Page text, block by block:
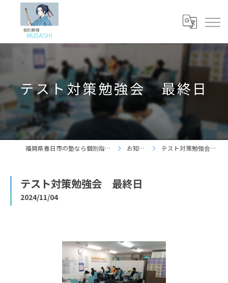
テスト対策勉強会 最終日
福岡県春日市の塾なら個別指導 夢咲志塾 お知らせ テスト対策勉強会 最終日
テスト対策勉強会 最終日
2024/11/04